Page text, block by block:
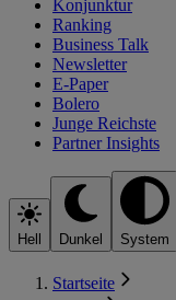
Konjunktur
Ranking
Business Talk
Newsletter
E-Paper
Bolero
Junge Reichste
Partner Insights
Hell Dunkel System
Startseite